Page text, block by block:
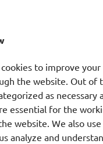
to improve
the website. Out of
as necessary
essential for the
website. We also
analyze and